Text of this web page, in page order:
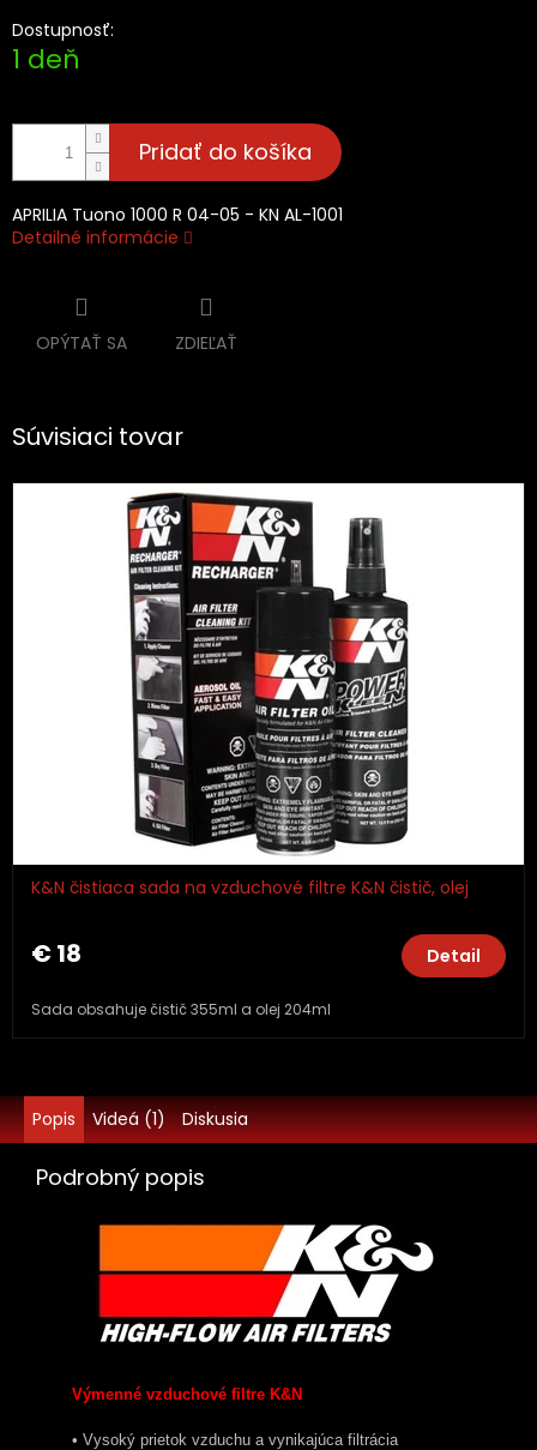
Jednotková
cena:
Dostupnosť:
1 deň
Pridať do košíka
APRILIA Tuono 1000 R 04-05 - KN AL-1001
Detailné informácie
OPÝTAŤ SA ZDIEĽAŤ
Súvisiaci tovar
K&N čistiaca sada na vzduchové filtre K&N čistič, olej
€ 18 Detail
Sada obsahuje čistič 355ml a olej 204ml
Popis Videá (1) Diskusia
Podrobný popis
Výmenné vzduchové filtre K&N
• Vysoký prietok vzduchu a vynikajúca filtrácia